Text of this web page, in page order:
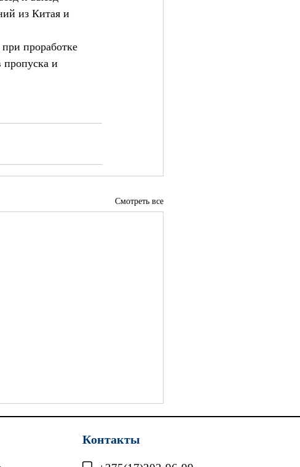
из Китая и
проработке
пропуска и
Смотреть все
Контакты